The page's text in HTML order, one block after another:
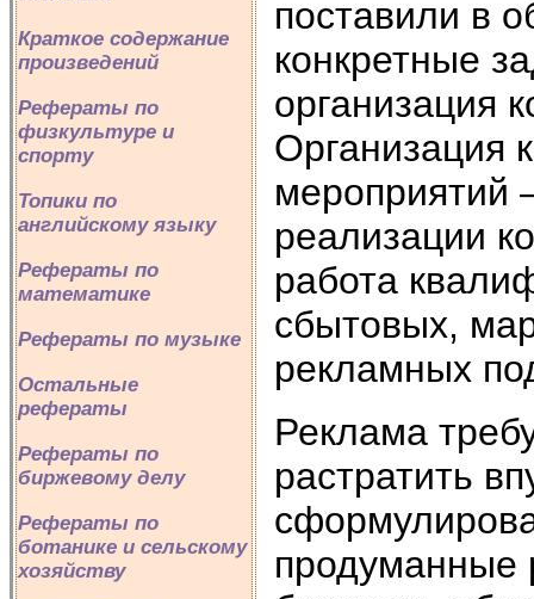
Краткое содержание
произведений
Рефераты по
физкультуре и
спорту
Топики по
английскому языку
Рефераты по
математике
Рефераты по музыке
Остальные
рефераты
Рефераты по
биржевому делу
Рефераты по
ботанике и сельскому
хозяйству
поставили в
конкретные
организация
Организация
мероприятий
реализации
работа
сбытовых,
рекламных
Реклама
растратить
продуманные